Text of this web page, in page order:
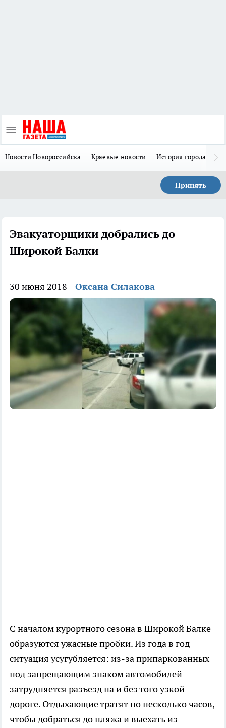
Новости Новороссийска Краевые новости История города Н
Принять
Эвакуаторщики добрались до
Широкой Балки
30 июня 2018 Оксана Силакова
С началом курортного сезона в Широкой Балке
образуются ужасные пробки. Из года в год
ситуация усугубляется: из-за припаркованных
под запрещающим знаком автомобилей
затрудняется разъезд на и без того узкой
дороге. Отдыхающие тратят по несколько часов,
чтобы добраться до пляжа и выехать из